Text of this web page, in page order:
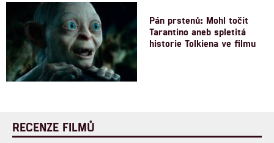
Pán prstenů: Mohl točit
Tarantino aneb spletitá
historie Tolkiena ve filmu
RECENZE FILMŮ